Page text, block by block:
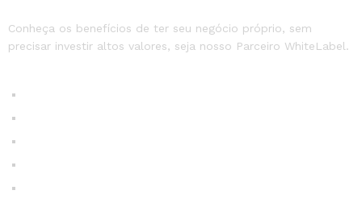
Conheça os benefícios de ter seu negócio próprio, sem
precisar investir altos valores, seja nosso Parceiro WhiteLabel.